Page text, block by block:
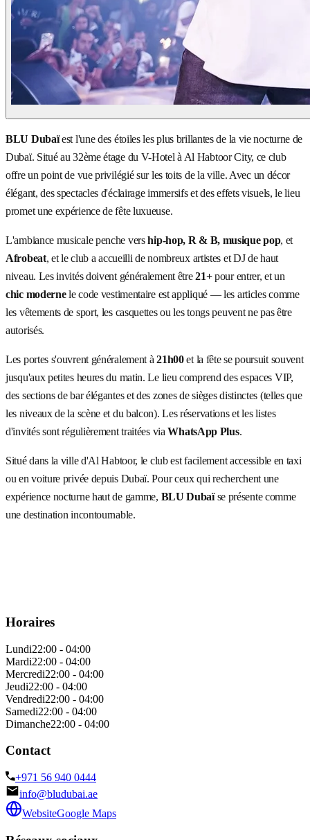
BLU Dubaïest l'une des étoiles les plus brillantes de la vie nocturne de
Dubaï. Situé au 32ème étage du V-Hotel à Al Habtoor City, ce club
offre un point de vue privilégié sur les toits de la ville. Avec un décor
élégant, des spectacles d'éclairage immersifs et des effets visuels, le lieu
promet une expérience de fête luxueuse.
L'ambiance musicale penche vership-hop, R & B, musique pop, et
Afrobeat, et le club a accueilli de nombreux artistes et DJ de haut
niveau. Les invités doivent généralement être21+pour entrer, et un
chic modernele code vestimentaire est appliqué — les articles comme
les vêtements de sport, les casquettes ou les tongs peuvent ne pas être
autorisés.
Les portes s'ouvrent généralement à21h00et la fête se poursuit souvent
jusqu'aux petites heures du matin. Le lieu comprend des espaces VIP,
des sections de bar élégantes et des zones de sièges distinctes (telles que
les niveaux de la scène et du balcon). Les réservations et les listes
d'invités sont régulièrement traitées viaWhatsApp Plus.
Situé dans la ville d'Al Habtoor, le club est facilement accessible en taxi
ou en voiture privée depuis Dubaï. Pour ceux qui recherchent une
expérience nocturne haut de gamme, BLU Dubaïse présente comme
une destination incontournable.
Horaires
Lundi22:00 - 04:00
Mardi22:00 - 04:00
Mercredi22:00 - 04:00
Jeudi22:00 - 04:00
Vendredi22:00 - 04:00
Samedi22:00 - 04:00
Dimanche22:00 - 04:00
Contact
+971 56 940 0444
info@bludubai.ae
WebsiteGoogle Maps